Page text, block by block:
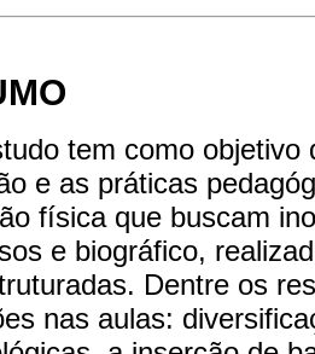
tem como
e as práticas
física que buscam
e biográfico,
Dentre os
nas aulas: